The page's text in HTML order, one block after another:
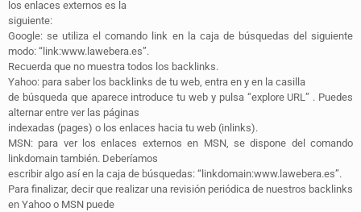
los enlaces externos es la
siguiente:
Google: se utiliza el comando link en la caja de búsquedas del siguiente
modo: “link:www.lawebera.es”.
Recuerda que no muestra todos los backlinks.
Yahoo: para saber los backlinks de tu web, entra en y en la casilla
de búsqueda que aparece introduce tu web y pulsa “explore URL” . Puedes
alternar entre ver las páginas
indexadas (pages) o los enlaces hacia tu web (inlinks).
MSN: para ver los enlaces externos en MSN, se dispone del comando
linkdomain también. Deberíamos
escribir algo así en la caja de búsquedas: “linkdomain:www.lawebera.es”.
Para finalizar, decir que realizar una revisión periódica de nuestros backlinks
en Yahoo o MSN puede